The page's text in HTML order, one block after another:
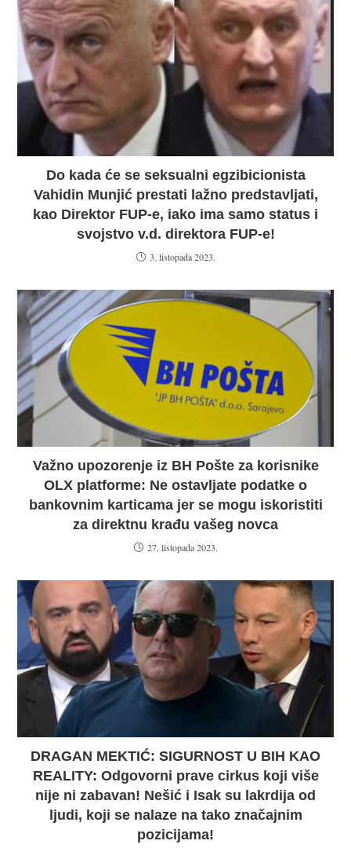
Do kada će se seksualni egzibicionista
Vahidin Munjić prestati lažno predstavljati,
kao Direktor FUP-e, iako ima samo status i
svojstvo v.d. direktora FUP-e!
3. listopada 2023.
Važno upozorenje iz BH Pošte za korisnike
OLX platforme: Ne ostavljate podatke o
bankovnim karticama jer se mogu iskoristiti
za direktnu krađu vašeg novca
27. listopada 2023.
DRAGAN MEKTIĆ: SIGURNOST U BIH KAO
REALITY: Odgovorni prave cirkus koji više
nije ni zabavan! Nešić i Isak su lakrdija od
ljudi, koji se nalaze na tako značajnim
pozicijama!